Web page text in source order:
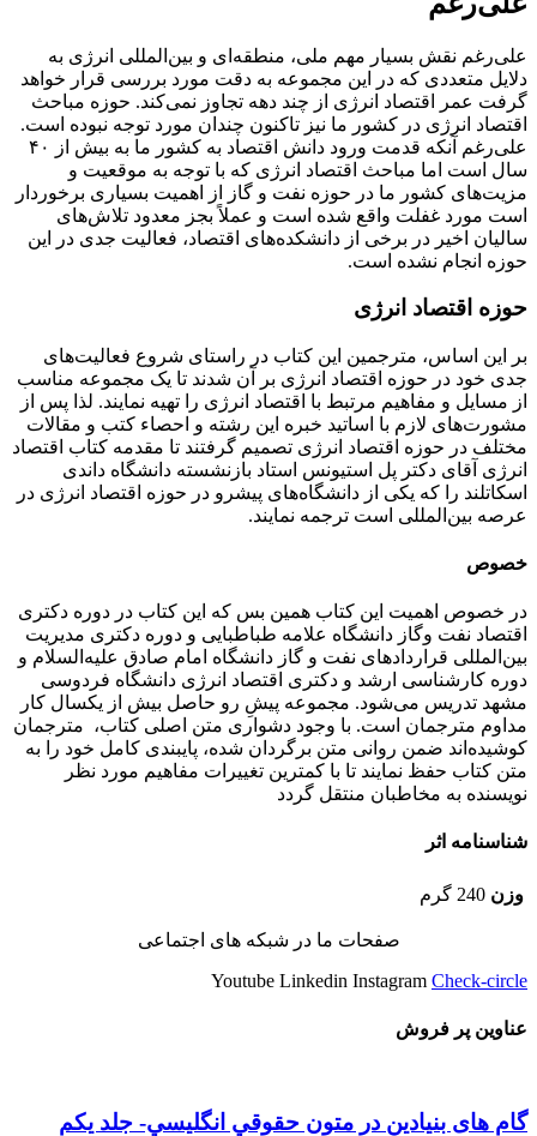
علی‌رغم نقش بسیار مهم ملی، منطقه‌ای و بین‌المللی انرژی به
دلایل متعددی که در این مجموعه به دقت مورد بررسی قرار خواهد
گرفت عمر اقتصاد انرژی از چند دهه تجاوز نمی‌کند. حوزه مباحث
اقتصاد انرژی در کشور ما نیز تاکنون چندان مورد توجه نبوده است.
علی‌رغم آنکه قدمت ورود دانش اقتصاد به کشور ما به بیش از ۴۰
سال است اما مباحث اقتصاد انرژی که با توجه به موقعیت و
مزیت‌های کشور ما در حوزه نفت و گاز از اهمیت بسیاری برخوردار
است مورد غفلت واقع شده است و عملاً بجز معدود تلاش‌های
سالیان اخیر در برخی از دانشکده‌های اقتصاد‏، فعالیت جدی در این
حوزه انجام نشده است.
حوزه اقتصاد انرژی
بر این اساس، مترجمین این کتاب در راستای شروع فعالیت‌های
جدی خود در حوزه اقتصاد انرژی بر آن شدند تا یک مجموعه مناسب
از مسایل و مفاهیم مرتبط با اقتصاد انرژی را تهیه نمایند. لذا پس از
مشورت‌های لازم با اساتید خبره این رشته و احصاء کتب و مقالات
مختلف در حوزه اقتصاد انرژی تصمیم‌ گرفتند تا مقدمه کتاب اقتصاد
انرژی آقای دکتر پل استیونس استاد بازنشسته دانشگاه داندی
اسکاتلند را که یکی از دانشگاه‌های پیشرو در حوزه اقتصاد انرژی در
عرصه بین‌المللی است ترجمه نمایند.
خصوص
در خصوص اهمیت این کتاب همین بس که این کتاب در دوره دکتری
اقتصاد نفت وگاز دانشگاه‌ علامه طباطبایی و دوره دکتری مدیریت
بین‌المللی قراردادهای نفت و گاز دانشگاه امام صادق علیه‌السلام و
دوره کارشناسی ارشد و دکتری اقتصاد انرژی دانشگاه فردوسی
مشهد تدریس می‌شود. مجموعه پیش‌ِ رو حاصل بیش از یکسال کار
مداوم مترجمان است. با وجود دشواری متن اصلی کتاب، مترجمان
کوشیده‌اند ضمن روانی متن برگردان شده، پایبندی کامل خود را به
متن کتاب حفظ نمایند تا با کمترین تغییرات مفاهیم مورد نظر
نویسنده به مخاطبان منتقل گردد
شناسنامه اثر
وزن 240 گرم
صفحات ما در شبکه های اجتماعی
Youtube Linkedin Instagram Check-circle
عناوین پر فروش
گام های بنیادین در متون حقوقي انگليسي- جلد يكم